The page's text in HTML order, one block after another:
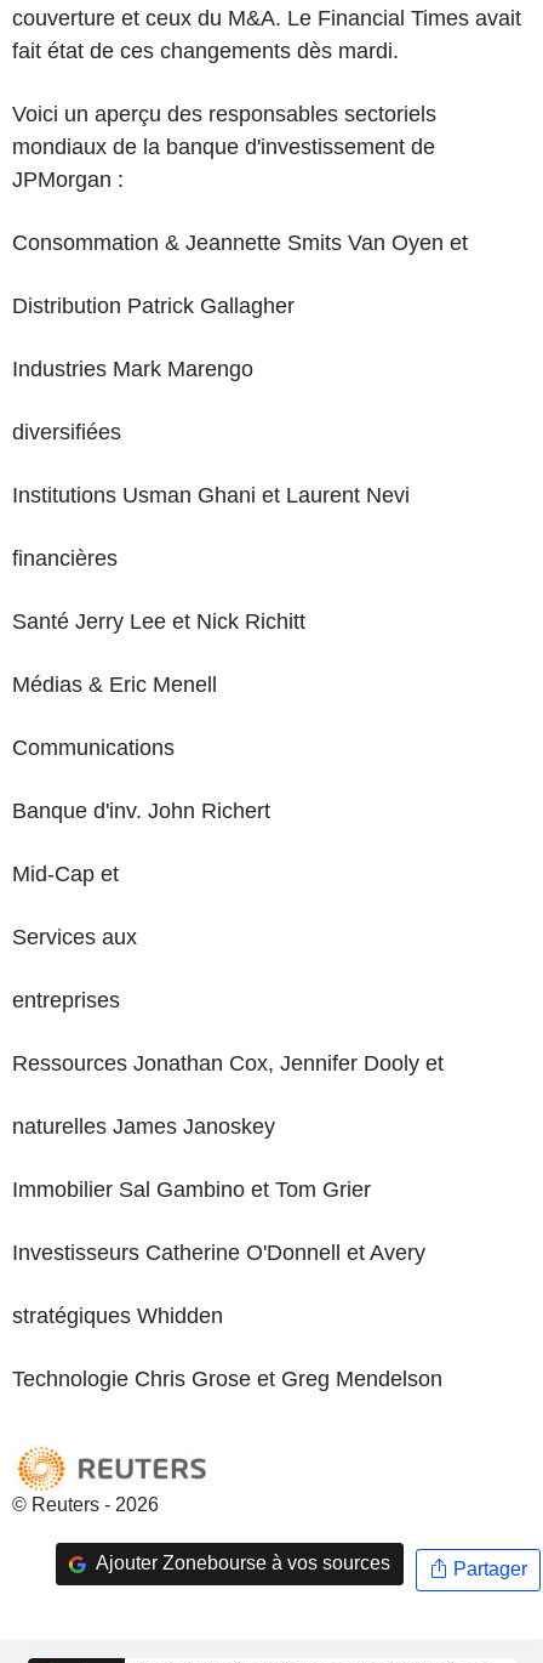
couverture et ceux du M&A. Le Financial Times avait
fait état de ces changements dès mardi.
Voici un aperçu des responsables sectoriels
mondiaux de la banque d'investissement de
JPMorgan :
Consommation & Jeannette Smits Van Oyen et
Distribution Patrick Gallagher
Industries Mark Marengo
diversifiées
Institutions Usman Ghani et Laurent Nevi
financières
Santé Jerry Lee et Nick Richitt
Médias & Eric Menell
Communications
Banque d'inv. John Richert
Mid-Cap et
Services aux
entreprises
Ressources Jonathan Cox, Jennifer Dooly et
naturelles James Janoskey
Immobilier Sal Gambino et Tom Grier
Investisseurs Catherine O'Donnell et Avery
stratégiques Whidden
Technologie Chris Grose et Greg Mendelson
© Reuters - 2026
Ajouter Zonebourse à vos sources Partager